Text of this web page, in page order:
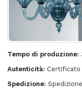
Tempo di produzione:
Autenticità: Certificato
Spedizione: